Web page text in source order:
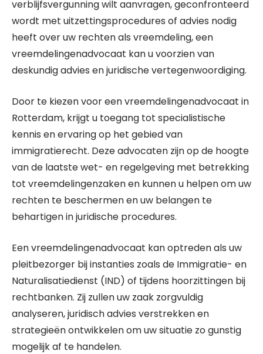
verblijfsvergunning wilt aanvragen, geconfronteerd
wordt met uitzettingsprocedures of advies nodig
heeft over uw rechten als vreemdeling, een
vreemdelingenadvocaat kan u voorzien van
deskundig advies en juridische vertegenwoordiging.
Door te kiezen voor een vreemdelingenadvocaat in
Rotterdam, krijgt u toegang tot specialistische
kennis en ervaring op het gebied van
immigratierecht. Deze advocaten zijn op de hoogte
van de laatste wet- en regelgeving met betrekking
tot vreemdelingenzaken en kunnen u helpen om uw
rechten te beschermen en uw belangen te
behartigen in juridische procedures.
Een vreemdelingenadvocaat kan optreden als uw
pleitbezorger bij instanties zoals de Immigratie- en
Naturalisatiedienst (IND) of tijdens hoorzittingen bij
rechtbanken. Zij zullen uw zaak zorgvuldig
analyseren, juridisch advies verstrekken en
strategieën ontwikkelen om uw situatie zo gunstig
mogelijk af te handelen.